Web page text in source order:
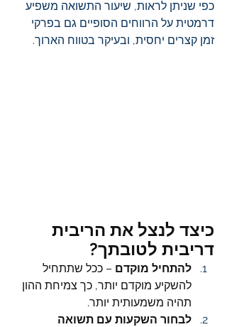
כפי שניתן לראות, שיעור התשואה משפיע
דרמטית על הרווחים הסופיים גם בפרקי
זמן קצרים יחסית, ובעיקר בטווח הארוך.
כיצד לנצל את הריבית
דריבית לטובתך?
להתחיל מוקדם – ככל שתתחיל
להשקיע מוקדם יותר, כך צמיחת ההון
תהיה משמעותית יותר.
לבחור השקעות עם תשואה